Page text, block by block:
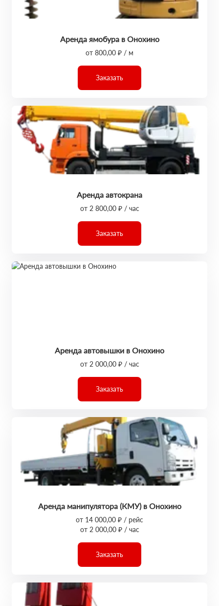
Аренда ямобура в Онохино
от 800,00 ₽ / м
Заказать
Аренда автокрана
от 2 800,00 ₽ / час
Заказать
Аренда автовышки в Онохино
от 2 000,00 ₽ / час
Заказать
Аренда манипулятора (КМУ) в Онохино
от 14 000,00 ₽ / рейс
от 2 000,00 ₽ / час
Заказать